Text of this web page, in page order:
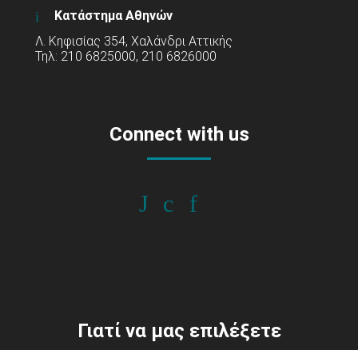
Κατάστημα Αθηνών
Λ. Κηφισίας 354, Χαλάνδρι Αττικής
Τηλ: 210 6825000, 210 6826000
Connect with us
Γιατί να μας επιλέξετε